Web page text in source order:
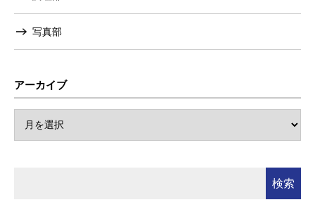
写真部
アーカイブ